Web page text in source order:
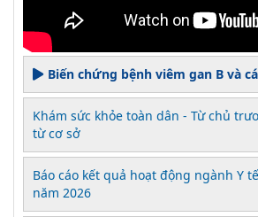
Biến chứng bệnh viêm gan B và
Khám sức khỏe toàn dân - Từ chủ
từ cơ sở
Báo cáo kết quả hoạt động ngành Y
năm 2026